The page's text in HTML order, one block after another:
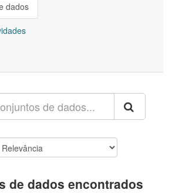
dados
de dados encontrados